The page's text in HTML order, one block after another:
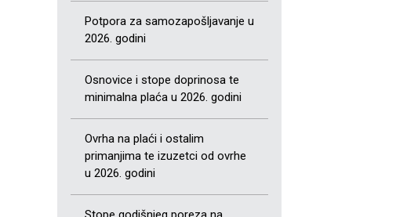
Potpora za samozapošljavanje u
2026. godini
Osnovice i stope doprinosa te
minimalna plaća u 2026. godini
Ovrha na plaći i ostalim
primanjima te izuzetci od ovrhe
u 2026. godini